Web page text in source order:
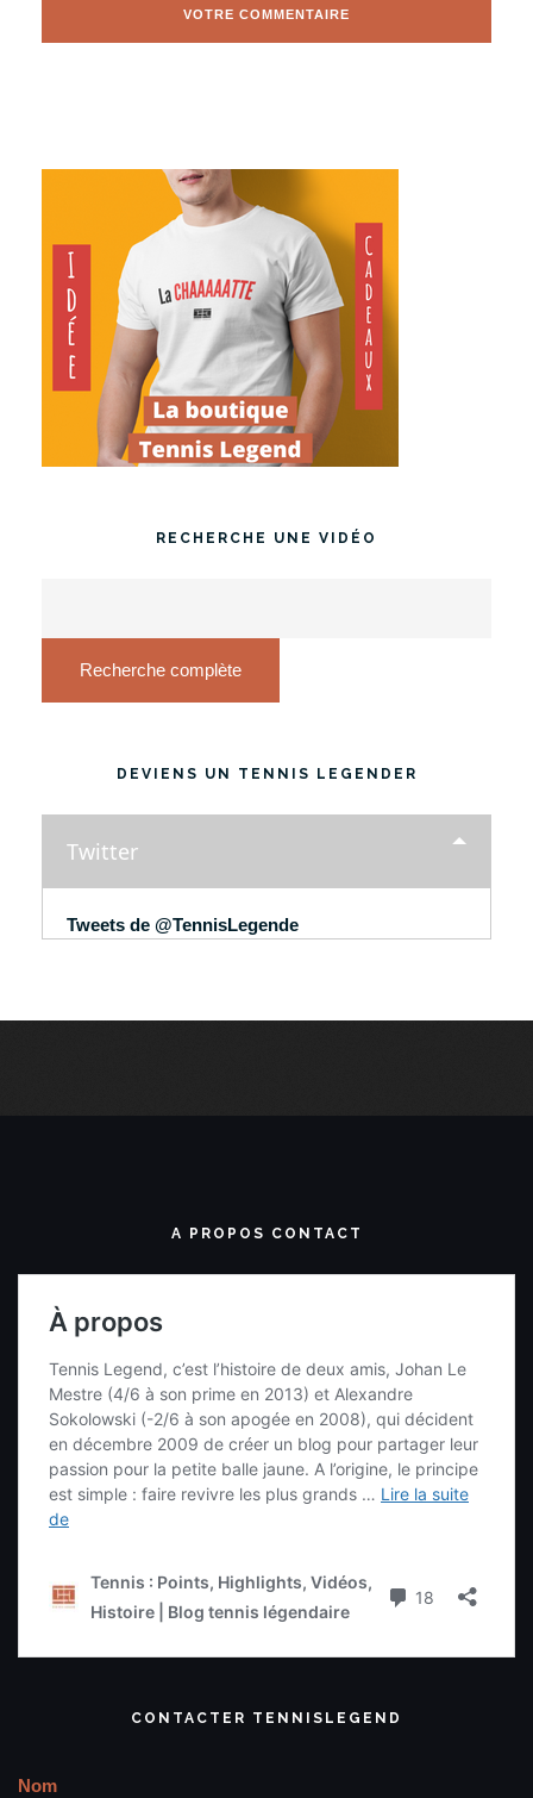
RECHERCHE UNE VIDÉO
Recherche complète
DEVIENS UN TENNIS LEGENDER
Twitter
Tweets de @TennisLegende
A PROPOS CONTACT
CONTACTER TENNISLEGEND
Nom